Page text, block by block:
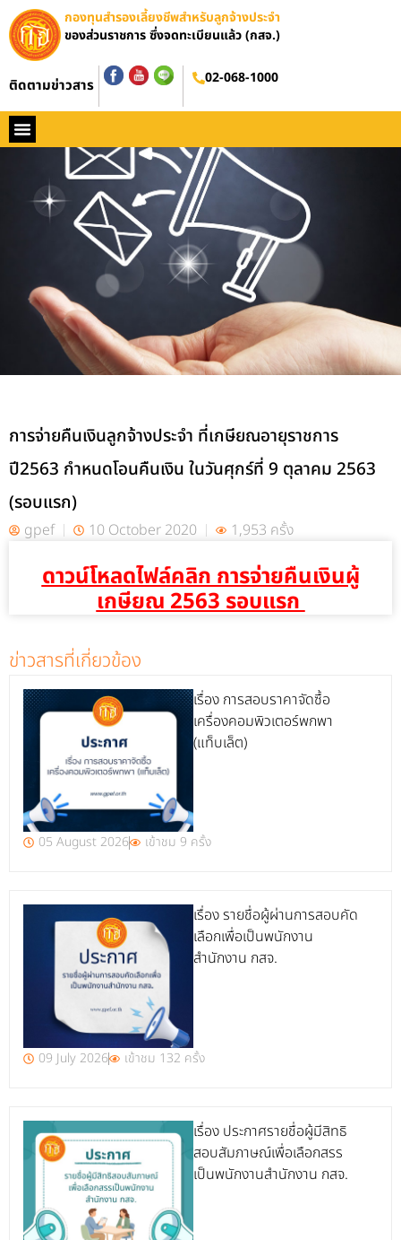
กองทุนสำรองเลี้ยงชีพสำหรับลูกจ้างประจำ
ของส่วนราชการ ซึ่งจดทะเบียนแล้ว (กสจ.)
ติดตามข่าวสาร 02-068-1000
การจ่ายคืนเงินลูกจ้างประจำ ที่เกษียณอายุราชการ
ปี2563 กำหนดโอนคืนเงิน ในวันศุกร์ที่ 9 ตุลาคม 2563
(รอบแรก)
gpef 10 October 2020 1,953 ครั้ง
ดาวน์โหลดไฟล์คลิก การจ่ายคืนเงินผู้
เกษียณ 2563 รอบแรก
ข่าวสารที่เกี่ยวข้อง
เรื่อง การสอบราคาจัดซื้อ
เครื่องคอมพิวเตอร์พกพา
(แท็บเล็ต)
05 August 2026 เข้าชม 9 ครั้ง
เรื่อง รายชื่อผู้ผ่านการสอบคัด
เลือกเพื่อเป็นพนักงาน
สำนักงาน กสจ.
09 July 2026 เข้าชม 132 ครั้ง
เรื่อง ประกาศรายชื่อผู้มีสิทธิ
สอบสัมภาษณ์เพื่อเลือกสรร
เป็นพนักงานสำนักงาน กสจ.